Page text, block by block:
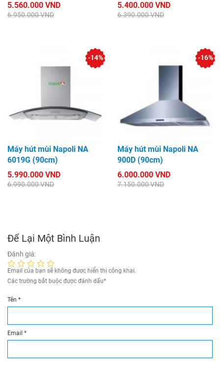
5.560.000 VND
6.950.000 VND
5.400.000 VND
6.390.000 VND
Máy hút mùi Napoli NA
6019G (90cm)
5.990.000 VND
6.990.000 VND
-14%
Máy hút mùi Napoli NA
900D (90cm)
6.000.000 VND
7.150.000 VND
-16%
Để Lại Một Bình Luận
Đánh giá:
Email của bạn sẽ không được hiển thị công khai.
Các trường bắt buộc được đánh dấu*
Tên *
Email *